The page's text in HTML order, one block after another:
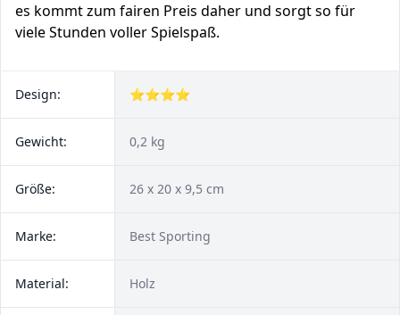
es kommt zum fairen Preis daher und sorgt so für
viele Stunden voller Spielspaß.
Design: ⭐⭐⭐⭐
Gewicht: 0,2 kg
Größe: 26 x 20 x 9,5 cm
Marke: Best Sporting
Material: Holz